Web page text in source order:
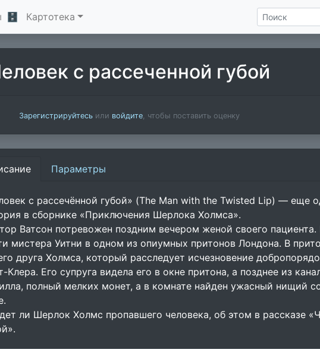
🗄 Картотека
с рассеченной губой
Зарегистрируйтесьили войдите, чтобы поставить оценку
Параметры
с рассечённой губой» (The Man with the Twisted Lip) — еще
в сборнике «Приключения Шерлока Холмса».
Ватсон потревожен поздним вечером женой своего пациента.
мистера Уитни в одном из опиумных притонов Лондона. В
друга Холмса, который расследует исчезновение
Клера. Его супруга видела его в окне притона, а позднее из
полный мелких монет, а в комнате найден ужасный нищий
ли Шерлок Холмс пропавшего человека, об этом в рассказе